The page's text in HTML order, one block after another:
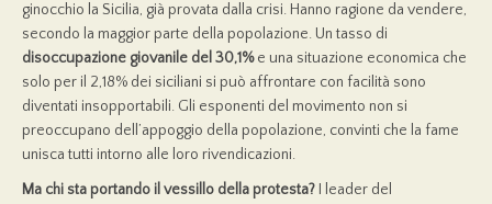
ginocchio la Sicilia, già provata dalla crisi. Hanno ragione da vendere,
secondo la maggior parte della popolazione. Un tasso di
disoccupazione giovanile del 30,1%e una situazione economica che
solo per il 2,18% dei siciliani si può affrontare con facilità sono
diventati insopportabili. Gli esponenti del movimento non si
preoccupano dell’appoggio della popolazione, convinti che la fame
unisca tutti intorno alle loro rivendicazioni.
Ma chi sta portando il vessillo della protesta? I leader del